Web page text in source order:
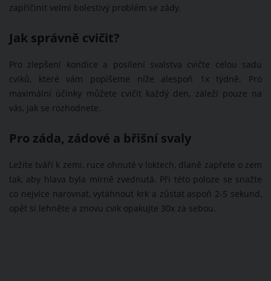
zapříčinit velmi bolestivý problém se zády.
Jak správně cvičit?
Pro zlepšení kondice a posílení svalstva cvičte celou sadu
cviků, které vám popíšeme níže alespoň 1x týdně. Pro
maximální účinky můžete cvičit každý den, záleží pouze na
vás, jak se rozhodnete.
Pro záda, zádové a břišní svaly
Ležíte tváří k zemi, ruce ohnuté v loktech, dlaně zapřete o zem
tak, aby hlava byla mírně zvednutá. Při této poloze se snažte
co nejvíce narovnat, vytáhnout krk a zůstat aspoň 2-5 sekund,
opět si lehněte a znovu cvik opakujte 30x za sebou.